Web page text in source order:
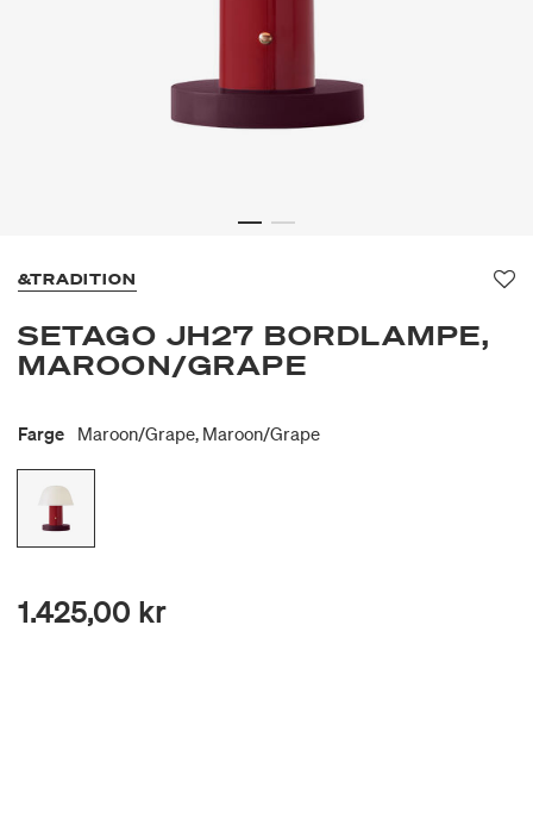
&TRADITION
SETAGO JH27 BORDLAMPE,
MAROON/GRAPE
Farge Maroon/grape, Maroon/grape
1.425,00 kr